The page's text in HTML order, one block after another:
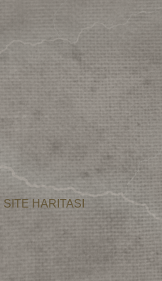
SITE HARITASI